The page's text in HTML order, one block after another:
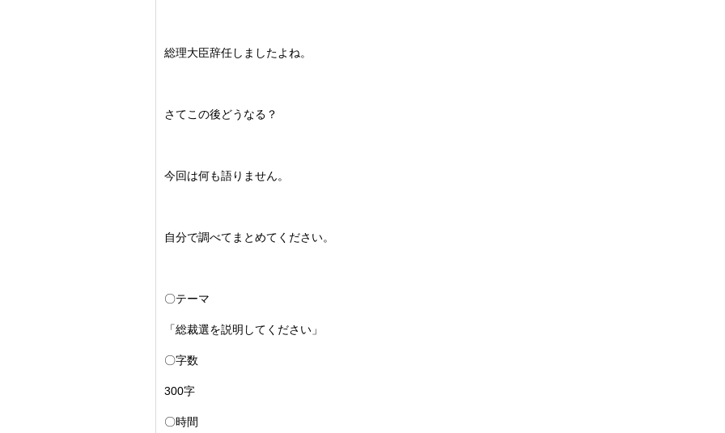
総理大臣辞任しましたよね。
さてこの後どうなる？
今回は何も語りません。
自分で調べてまとめてください。
〇テーマ
「総裁選を説明してください」
〇字数
300字
〇時間